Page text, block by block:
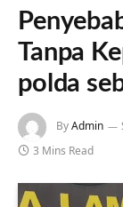
Tanpa
polda
ByAdmin
3 Mins Read